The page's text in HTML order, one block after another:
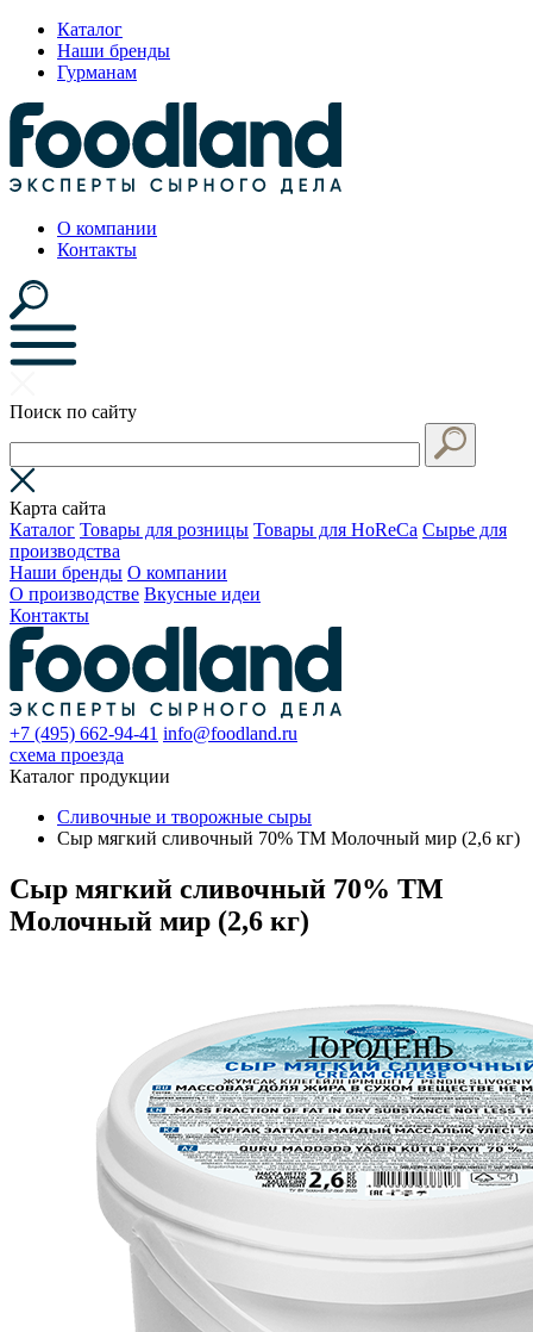
Каталог
Наши бренды
Гурманам
О компании
Контакты
Поиск по сайту
Карта сайта
Каталог Товары для розницы Товары для HoReCa Сырье для
производства
Наши бренды О компании
О производстве Вкусные идеи
Контакты
+7 (495) 662-94-41 info@foodland.ru
схема проезда
Каталог продукции
Сливочные и творожные сыры
Сыр мягкий сливочный 70% ТМ Молочный мир (2,6 кг)
Сыр мягкий сливочный 70% ТМ
Молочный мир (2,6 кг)